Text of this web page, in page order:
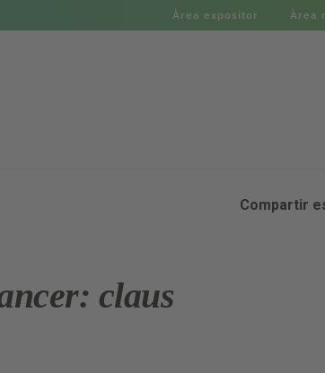
Àrea expositor Àrea
Compartir
claus